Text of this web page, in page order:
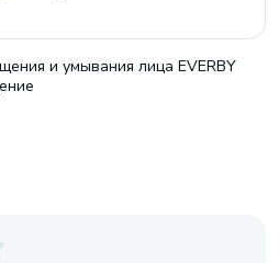
и умывания лица EVERBY